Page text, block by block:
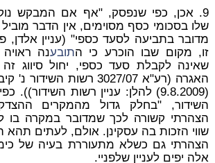
9. אכן, כפי שנפסק, "אף אם המבקש
שלו בסכומי כסף מסוימים, אין הדבר
זו, מקום שבו הוכרע כי התובענה
שאינה לקבלת סעד כספי, יחול סיווג זה
(9.8.2009) להלן: עניין רשות השידור)).
השידור, "בחלק גדול מהמקרים
הצהרתי קשורה לכך שמדובר במקרה בו
שווי הזכות בה עסקינן. אולם, לעתים
הצהרתי גם כשלא מתעוררת בעיה של
אלה יפים לעניין שלפניי.